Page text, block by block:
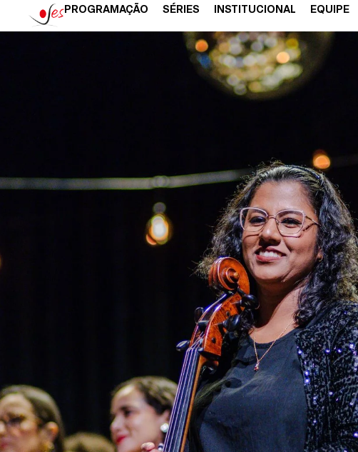
PROGRAMAÇÃO SÉRIES INSTITUCIONAL EQUIPE